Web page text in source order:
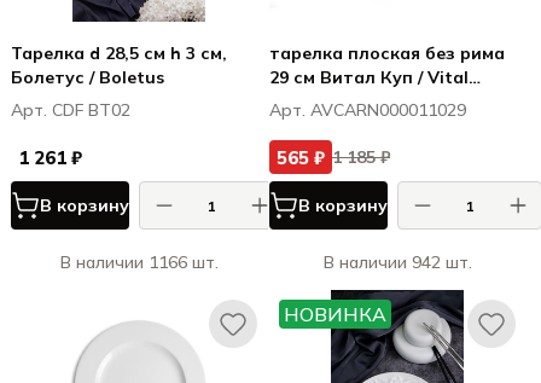
Тарелка d 28,5 см h 3 см,
Болетус / Boletus
Арт. CDF BT02
1 261 ₽
В корзину
В наличии 1166 шт.
тарелка плоская без рима
29 см Витал Куп / Vital
Coupe
Арт. AVCARN000011029
565 ₽ 1 185 ₽
В корзину
В наличии 942 шт.
НОВИНКА